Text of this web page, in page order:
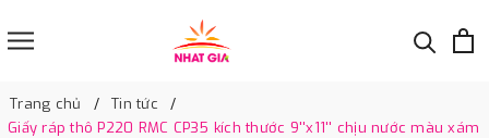
Trang chủ
Tin tức
Giấy ráp thô P220 RMC CP35 kích thước 9''x11'' chịu nước màu xám